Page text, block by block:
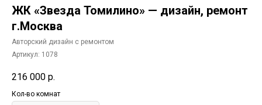
ЖК «Звезда Томилино» — дизайн, ремонт
г.Москва
Авторский дизайн с ремонтом
Артикул: 1078
216 000 р.
Кол-во комнат